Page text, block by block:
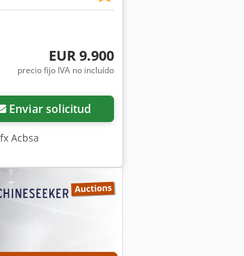
EUR 9.900
precio fijo IVA no incluído
Enviar solicitud
Acbsa